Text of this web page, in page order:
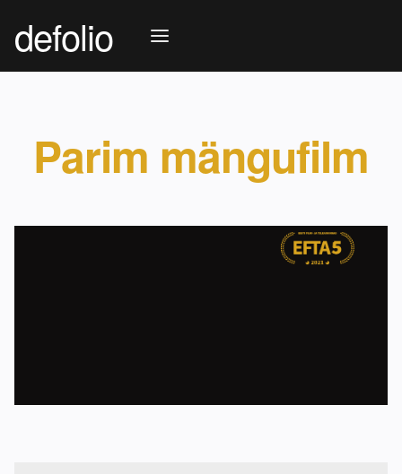
defolio
Parim mängufilm